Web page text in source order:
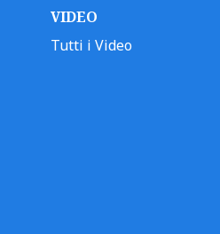
VIDEO
Tutti i Video